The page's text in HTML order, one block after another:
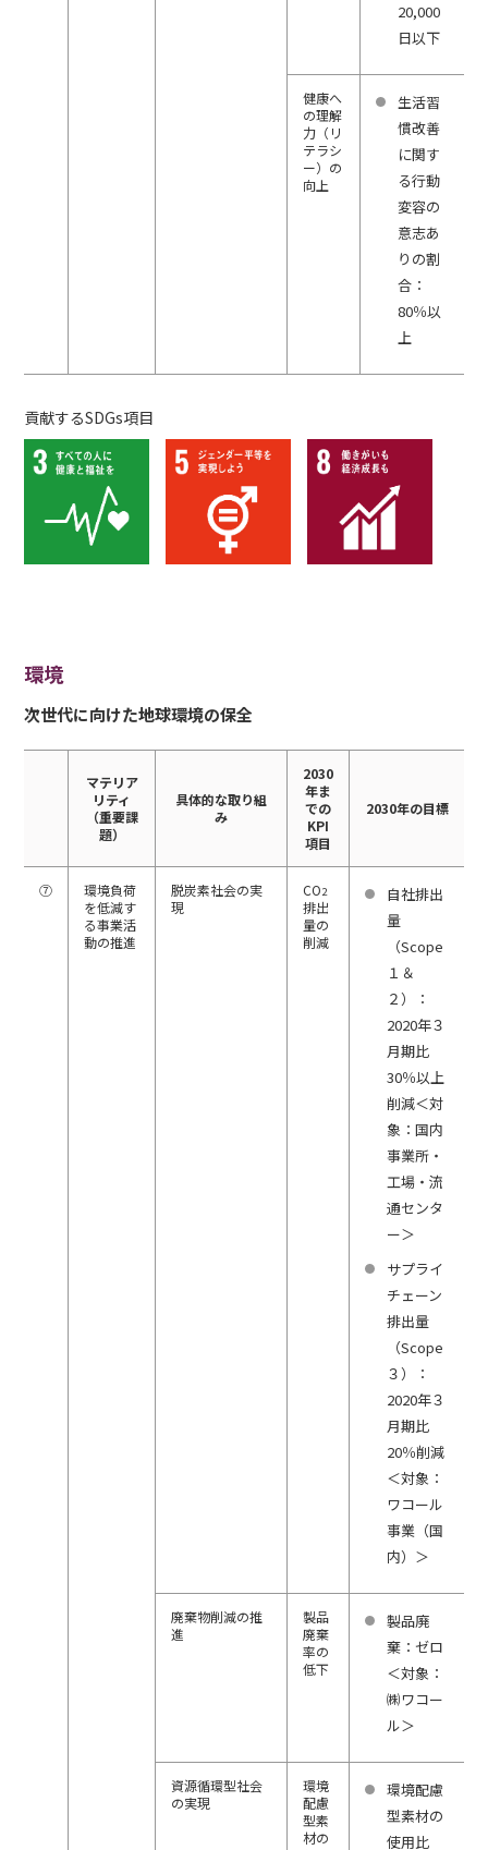
20,000
日以下
健康へ
の理解
力（リ
テラシ
ー）の
向上
生活習
慣改善
に関す
る行動
変容の
意志あ
りの割
合：
80％以
上
貢献するSDGs項目
環境
次世代に向けた地球環境の保全
マテリア
リティ
（重要課
題）
具体的な取り組
み
2030
年ま
での
KPI
項目
2030年の目標
⑦
環境負荷
を低減す
る事業活
動の推進
脱炭素社会の実
現
CO2
排出
量の
削減
自社排出
量
（Scope
１＆
２）：
2020年３
月期比
30％以上
削減＜対
象：国内
事業所・
工場・流
通センタ
ー＞
サプライ
チェーン
排出量
（Scope
３）：
2020年３
月期比
20％削減
＜対象：
ワコール
事業（国
内）＞
廃棄物削減の推
進
製品
廃棄
率の
低下
製品廃
棄：ゼロ
＜対象：
㈱ワコー
ル＞
資源循環型社会
の実現
環境
配慮
型素
材の
環境配慮
型素材の
使用比